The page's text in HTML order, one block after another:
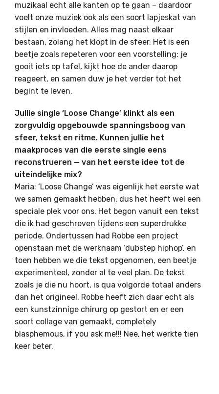
muzikaal echt alle kanten op te gaan – daardoor
voelt onze muziek ook als een soort lapjeskat van
stijlen en invloeden. Alles mag naast elkaar
bestaan, zolang het klopt in de sfeer. Het is een
beetje zoals repeteren voor een voorstelling: je
gooit iets op tafel, kijkt hoe de ander daarop
reageert, en samen duw je het verder tot het
begint te leven.
Jullie single ‘Loose Change’ klinkt als een
zorgvuldig opgebouwde spanningsboog van
sfeer, tekst en ritme. Kunnen jullie het
maakproces van die eerste single eens
reconstrueren — van het eerste idee tot de
uiteindelijke mix?
Maria: ‘Loose Change’ was eigenlijk het eerste wat
we samen gemaakt hebben, dus het heeft wel een
speciale plek voor ons. Het begon vanuit een tekst
die ik had geschreven tijdens een superdrukke
periode. Ondertussen had Robbe een project
openstaan met de werknaam ‘dubstep hiphop’, en
toen hebben we die tekst opgenomen, een beetje
experimenteel, zonder al te veel plan. De tekst
zoals je die nu hoort, is qua volgorde totaal anders
dan het origineel. Robbe heeft zich daar echt als
een kunstzinnige chirurg op gestort en er een
soort collage van gemaakt, completely
blasphemous, if you ask me!!! Nee, het werkte tien
keer beter.